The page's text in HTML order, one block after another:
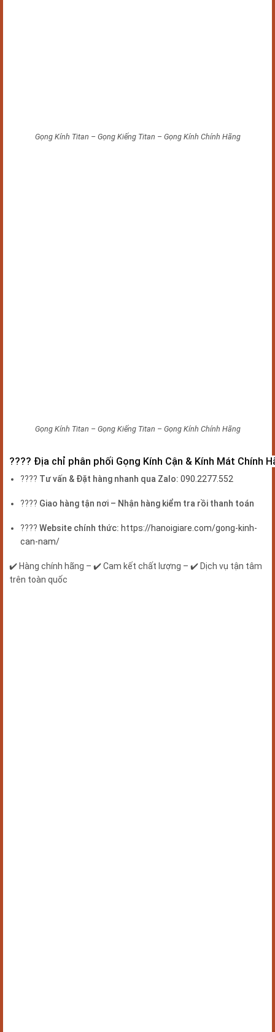
Gọng Kính Titan – Gọng Kiếng Titan – Gọng Kính Chính Hãng
Gọng Kính Titan – Gọng Kiếng Titan – Gọng Kính Chính Hãng
???? Địa chỉ phân phối Gọng Kính Cận & Kính Mát Chính
???? Tư vấn & Đặt hàng nhanh qua Zalo: 090.2277.552
???? Giao hàng tận nơi – Nhận hàng kiểm tra rồi thanh toán
????Website chính thức: https://hanoigiare.com/gong-kinh-
can-nam/
✔️ Hàng chính hãng – ✔️ Cam kết chất lượng – ✔️ Dịch vụ tận tâm
trên toàn quốc